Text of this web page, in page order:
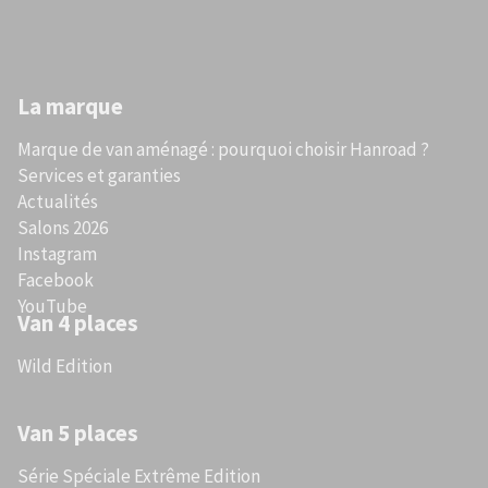
La marque
Marque de van aménagé : pourquoi choisir Hanroad ?
Services et garanties
Actualités
Salons 2026
Instagram
Facebook
YouTube
Van 4 places
Wild Edition
Van 5 places
Série Spéciale Extrême Edition